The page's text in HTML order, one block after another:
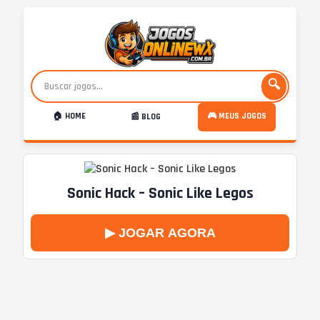
🔍
🏠 HOME 📰 BLOG 🎮 MEUS JOGOS
Sonic Hack – Sonic Like Legos
▶ JOGAR AGORA